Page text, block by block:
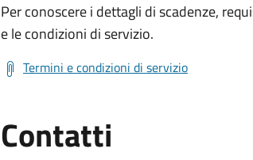
Per conoscere i dettagli di scadenze,
e le condizioni di servizio.
Termini e condizioni di servizio
Contatti